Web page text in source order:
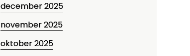
december 2025
november 2025
oktober 2025